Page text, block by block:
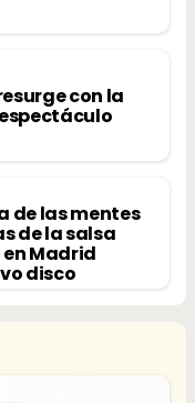
con la
de las mentes
de la salsa
Madrid
disco